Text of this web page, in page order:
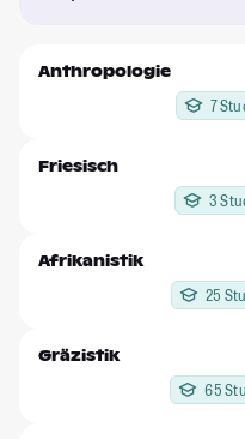
Anthropologie
7
Friesisch
3
Afrikanistik
25
Gräzistik
65